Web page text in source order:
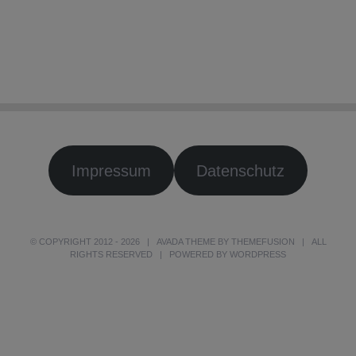
Impressum Datenschutz
© COPYRIGHT 2012 - 2026 | AVADA THEME BY THEMEFUSION | ALL
RIGHTS RESERVED | POWERED BY WORDPRESS